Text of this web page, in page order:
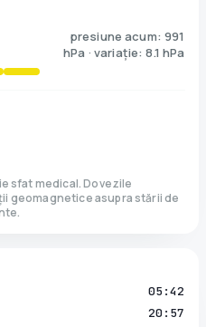
presiune acum: 991
hPa · variație: 8.1 hPa
sfat medical. Dovezile
geomagnetice asupra stării de
05:42
20:57